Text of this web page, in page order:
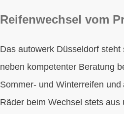
Reifenwechsel vom
Das autowerk Düsseldorf
neben kompetenter Beratung
Sommer- und Winterreifen
Räder beim Wechsel stets